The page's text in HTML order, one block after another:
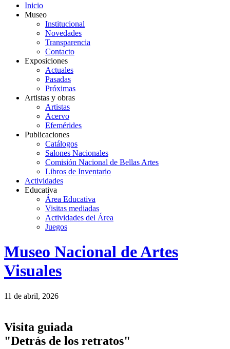
Inicio
Museo
Institucional
Novedades
Transparencia
Contacto
Exposiciones
Actuales
Pasadas
Próximas
Artistas y obras
Artistas
Acervo
Efemérides
Publicaciones
Catálogos
Salones Nacionales
Comisión Nacional de Bellas Artes
Libros de Inventario
Actividades
Educativa
Área Educativa
Visitas mediadas
Actividades del Área
Juegos
Logo
MNAV
Museo Nacional de Artes
Visuales
11 de abril, 2026
Visita guiada
"Detrás de los retratos"